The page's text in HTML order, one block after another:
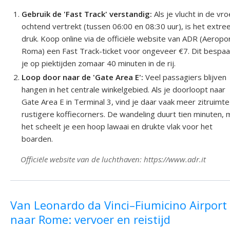
Gebruik de 'Fast Track' verstandig: Als je vlucht in de
ochtend vertrekt (tussen 06:00 en 08:30 uur), is het
druk. Koop online via de officiële website van ADR
Roma) een Fast Track-ticket voor ongeveer €7. Dit
je op piektijden zomaar 40 minuten in de rij.
Loop door naar de 'Gate Area E': Veel passagiers blijven
hangen in het centrale winkelgebied. Als je doorloopt naar
Gate Area E in Terminal 3, vind je daar vaak meer
rustigere koffiecorners. De wandeling duurt tien minuten,
het scheelt je een hoop lawaai en drukte vlak voor het
boarden.
Officiële website van de luchthaven: https://www.adr.it
Van Leonardo da Vinci–Fiumicino Airport
naar Rome: vervoer en reistijd